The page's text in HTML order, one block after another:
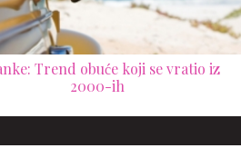
Trend obuće koji se vratio iz
2000-ih